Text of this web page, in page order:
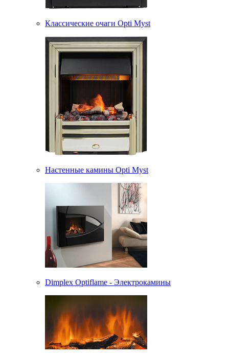
Классические очаги Opti Myst
Настенные камины Opti Myst
Dimplex Optiflame - Электрокамины